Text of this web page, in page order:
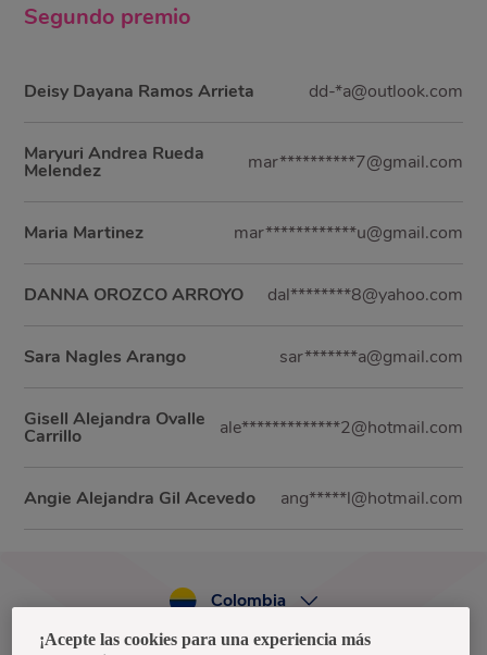
Segundo premio
Deisy Dayana Ramos Arrieta dd-*a@outlook.com
Maryuri Andrea Rueda
Melendez mar**********7@gmail.com
Maria Martinez mar************u@gmail.com
DANNA OROZCO ARROYO dal********8@yahoo.com
Sara Nagles Arango sar*******a@gmail.com
Gisell Alejandra Ovalle
Carrillo ale*************2@hotmail.com
Angie Alejandra Gil Acevedo ang*****l@hotmail.com
Colombia
¡Acepte las cookies para una experiencia más